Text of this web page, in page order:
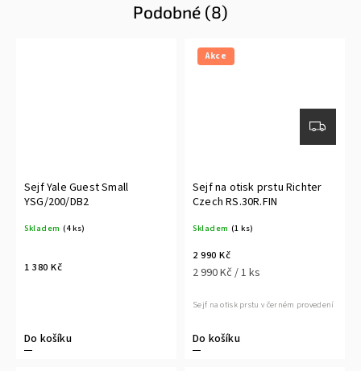
Podobné (8)
Sejf Yale Guest Small
YSG/200/DB2
Skladem (4 ks)
1 380 Kč
Do košíku
Akce
Sejf na otisk prstu Richter
Czech RS.30R.FIN
Skladem (1 ks)
2 990 Kč
2 990 Kč / 1 ks
Do košíku
Sejf na otisk prstu v černém provedení